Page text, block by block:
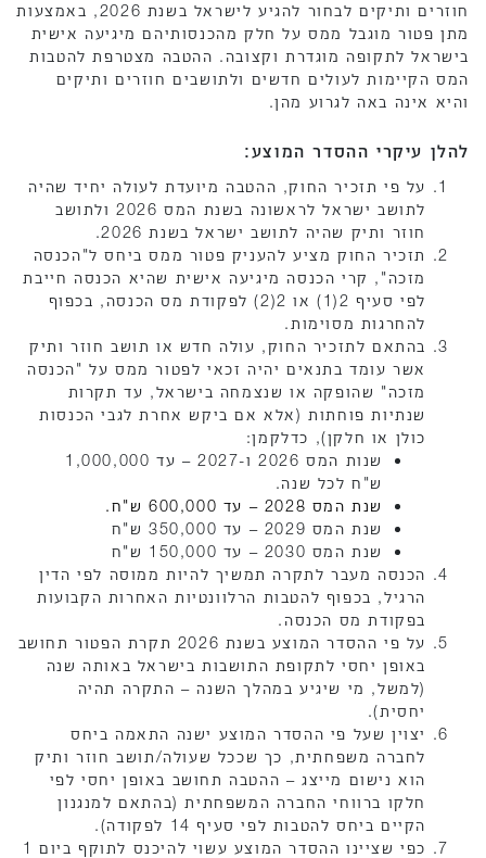
חוזרים ותיקים לבחור להגיע לישראל בשנת 2026, באמצעות
מתן פטור מוגבל ממס על חלק מהכנסותיהם מיגיעה אישית
בישראל לתקופה מוגדרת וקצובה. ההטבה מצטרפת להטבות
המס הקיימות לעולים חדשים ולתושבים חוזרים ותיקים
והיא אינה באה לגרוע מהן.
להלן עיקרי ההסדר המוצע:
על פי תזכיר החוק, ההטבה מיועדת לעולה יחיד שהיה
לתושב ישראל לראשונה בשנת המס 2026 ולתושב
חוזר ותיק שהיה לתושב ישראל בשנת 2026.
תזכיר החוק מציע להעניק פטור ממס ביחס ל"הכנסה
מזכה", קרי הכנסה מיגיעה אישית שהיא הכנסה חייבת
לפי סעיף 2(1) או 2(2) לפקודת מס הכנסה, בכפוף
להחרגות מסוימות.
בהתאם לתזכיר החוק, עולה חדש או תושב חוזר ותיק
אשר עומד בתנאים יהיה זכאי לפטור ממס על "הכנסה
מזכה" שהופקה או שנצמחה בישראל, עד תקרות
שנתיות פוחתות (אלא אם ביקש אחרת לגבי הכנסות
כולן או חלקן), כדלקמן:
שנות המס 2026 ו-2027 – עד 1,000,000
ש"ח לכל שנה.
שנת המס 2028 – עד 600,000 ש"ח.
שנת המס 2029 – עד 350,000 ש"ח
שנת המס 2030 – עד 150,000 ש"ח
הכנסה מעבר לתקרה תמשיך להיות ממוסה לפי הדין
הרגיל, בכפוף להטבות הרלוונטיות האחרות הקבועות
בפקודת מס הכנסה.
על פי ההסדר המוצע בשנת 2026 תקרת הפטור תחושב
באופן יחסי לתקופת התושבות בישראל באותה שנה
(למשל, מי שיגיע במהלך השנה – התקרה תהיה
יחסית).
יצוין שעל פי ההסדר המוצע ישנה התאמה ביחס
לחברה משפחתית, כך שככל שעולה/תושב חוזר ותיק
הוא נישום מייצג – ההטבה תחושב באופן יחסי לפי
חלקו ברווחי החברה המשפחתית (בהתאם למנגנון
הקיים ביחס להטבות לפי סעיף 14 לפקודה).
כפי שציינו ההסדר המוצע עשוי להיכנס לתוקף ביום 1